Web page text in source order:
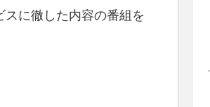
に徹した内容の番組を